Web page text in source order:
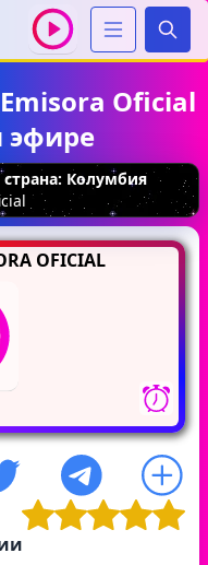
Oficial
эфире
страна: Колумбия
OFICIAL